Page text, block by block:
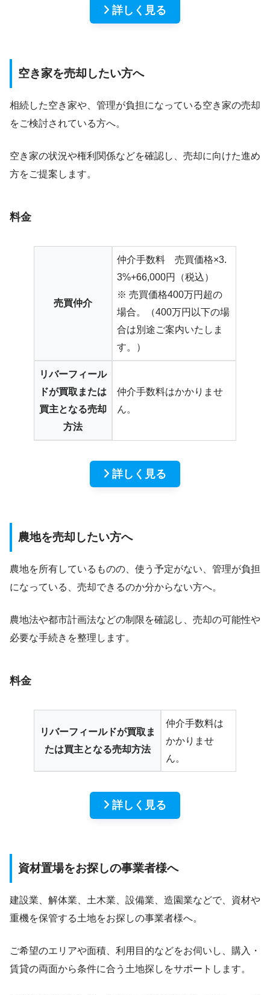
詳しく見る
空き家を売却したい方へ
相続した空き家や、管理が負担になっている空き家の売却
をご検討されている方へ。
空き家の状況や権利関係などを確認し、売却に向けた進め
方をご提案します。
料金
売買仲介
仲介手数料 売買価格×3.
3%+66,000円（税込）
※ 売買価格400万円超の
場合。（400万円以下の場
合は別途ご案内いたしま
す。）
リバーフィール
ドが買取または
買主となる売却
方法
仲介手数料はかかりませ
ん。
詳しく見る
農地を売却したい方へ
農地を所有しているものの、使う予定がない、管理が負担
になっている、売却できるのか分からない方へ。
農地法や都市計画法などの制限を確認し、売却の可能性や
必要な手続きを整理します。
料金
リバーフィールドが買取ま
たは買主となる売却方法
仲介手数料は
かかりませ
ん。
詳しく見る
資材置場をお探しの事業者様へ
建設業、解体業、土木業、設備業、造園業などで、資材や
重機を保管する土地をお探しの事業者様へ。
ご希望のエリアや面積、利用目的などをお伺いし、購入・
賃貸の両面から条件に合う土地探しをサポートします。